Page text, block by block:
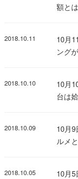
額と
2018.10.11
10月
ング
2018.10.10
10月
台は
2018.10.09
10月
ルメ
2018.10.05
10月